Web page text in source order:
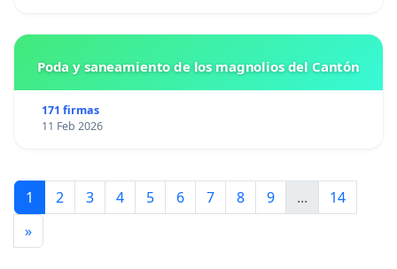
Poda y saneamiento de los magnolios del Cantón
171 firmas
11 Feb 2026
1 2 3 4 5 6 7 8 9 ...
14
»